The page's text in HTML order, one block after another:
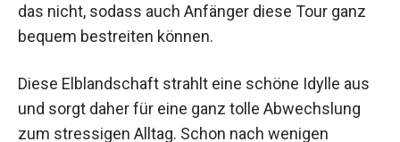
das nicht, sodass auch Anfänger diese Tour ganz
bequem bestreiten können.
Diese Elblandschaft strahlt eine schöne Idylle aus
und sorgt daher für eine ganz tolle Abwechslung
zum stressigen Alltag. Schon nach wenigen